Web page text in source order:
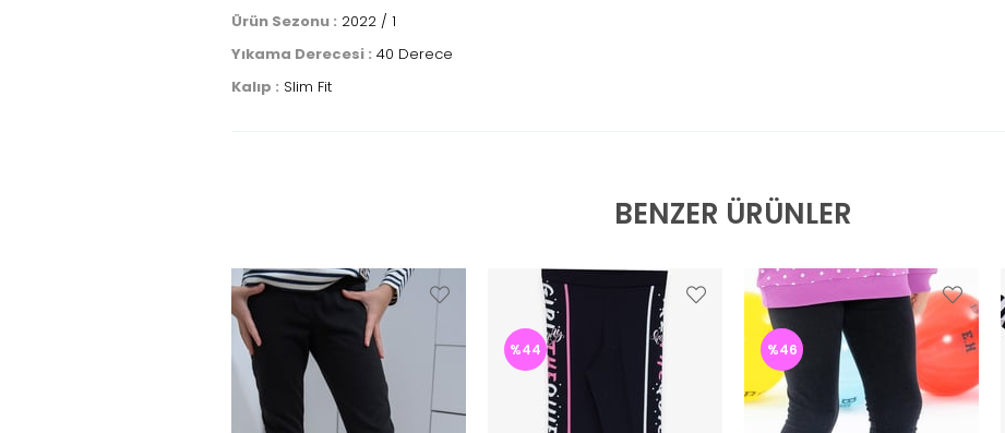
Ürün Sezonu : 2022 / 1
Yıkama Derecesi : 40 Derece
Kalıp : Slim Fit
BENZER ÜRÜNLER
%44 %46